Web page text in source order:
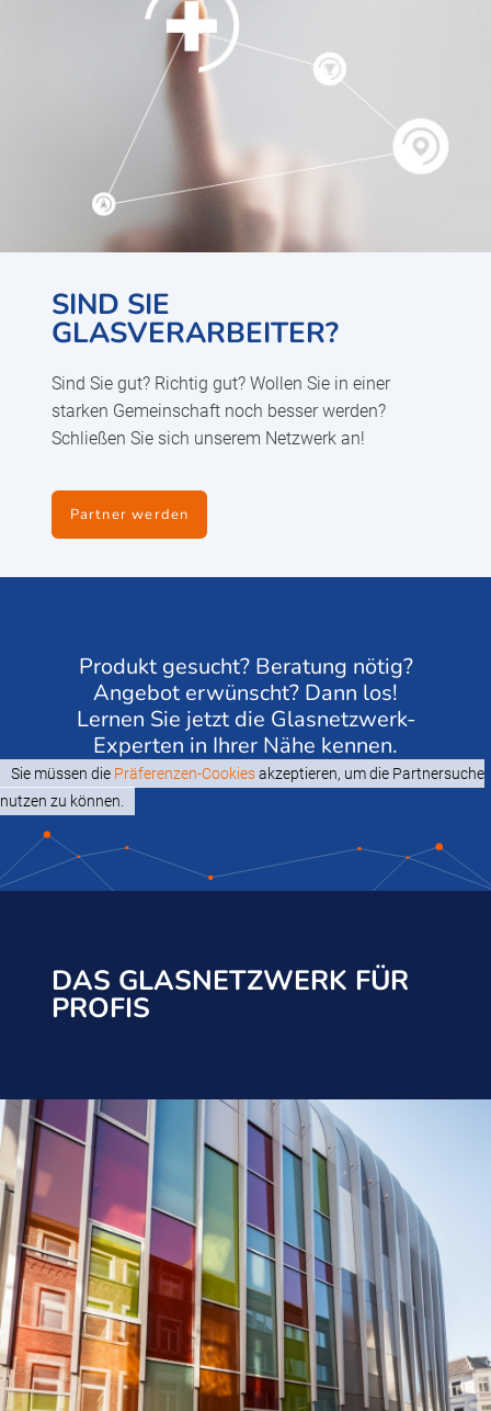
SIND SIE
GLASVERARBEITER?
Sind Sie gut? Richtig gut? Wollen Sie in einer
starken Gemeinschaft noch besser werden?
Schließen Sie sich unserem Netzwerk an!
Partner werden
Produkt gesucht? Beratung nötig?
Angebot erwünscht? Dann los!
Lernen Sie jetzt die Glasnetzwerk-
Experten in Ihrer Nähe kennen.
Sie müssen die Präferenzen-Cookiesakzeptieren, um die Partnersuche
nutzen zu können.
DAS GLASNETZWERK FÜR
PROFIS